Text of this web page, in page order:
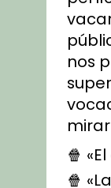
nos
🍿
🍿